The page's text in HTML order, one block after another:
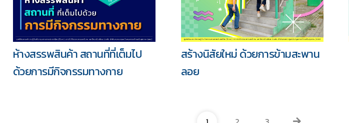
ห้างสรรพสินค้า สถานที่ที่เต็มไป
ด้วยการมีกิจกรรมทางกาย
สร้างนิสัยใหม่ ด้วยการข้ามสะพาน
ลอย